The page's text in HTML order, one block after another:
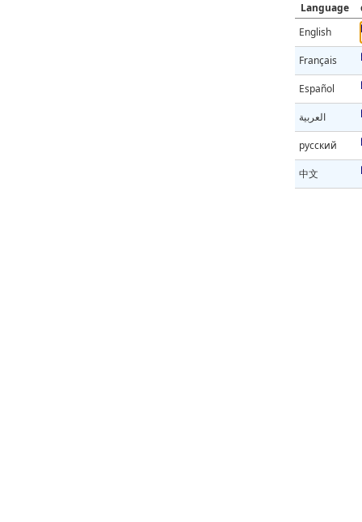
Language
English
Français
Español
العربية
русский
中文